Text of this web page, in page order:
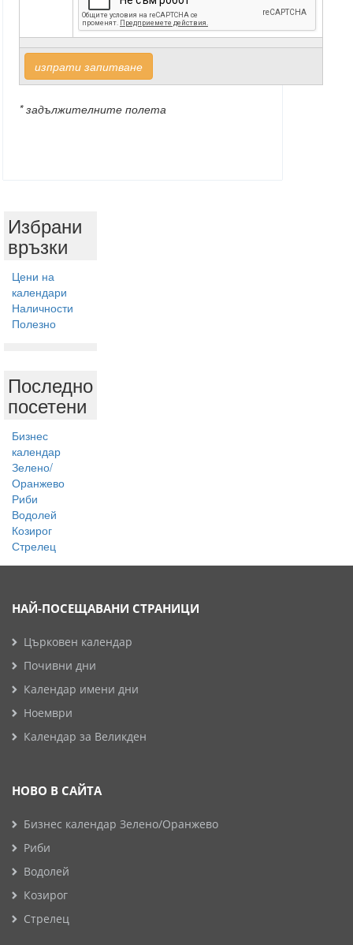
изпрати запитване
* задължителните полета
Избрани
връзки
Цени на
календари
Наличности
Полезно
Последно
посетени
Бизнес
календар
Зелено/
Оранжево
Риби
Водолей
Козирог
Стрелец
НАЙ-ПОСЕЩАВАНИ СТРАНИЦИ
Църковен календар
Почивни дни
Календар имени дни
Ноември
Календар за Великден
НОВО В САЙТА
Бизнес календар Зелено/Оранжево
Риби
Водолей
Козирог
Стрелец